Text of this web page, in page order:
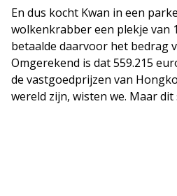
En dus kocht Kwan in een
wolkenkrabber een plekje van
betaalde daarvoor het bedrag
Omgerekend is dat 559.215
de vastgoedprijzen van
wereld zijn, wisten we. Maar dit